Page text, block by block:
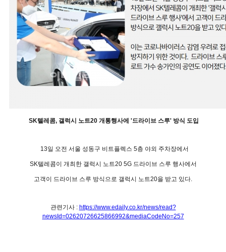
SK텔레콤, 갤럭시 노트20 개통행사에 '드라이브 스루' 방식 도입
13일 오전 서울 성동구 비트플렉스 5층 야외 주차장에서
SK텔레콤이 개최한 갤럭시 노트20 5G 드라이브 스루 행사에서
고객이 드라이브 스루 방식으로 갤럭시 노트20을 받고 있다.
관련기사 : https://www.edaily.co.kr/news/read?
newsId=02620726625866992&mediaCodeNo=257